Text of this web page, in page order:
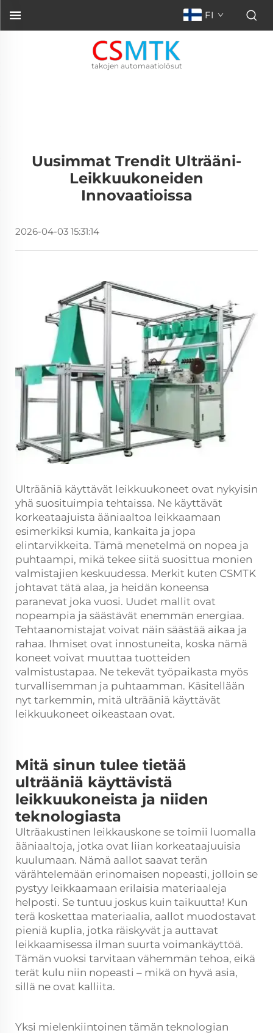
FI
takojen automaatiolösut
Uusimmat Trendit Ulträäni-
Leikkuukoneiden
Innovaatioissa
2026-04-03 15:31:14
Ulträäniä käyttävät leikkuukoneet ovat nykyisin
yhä suosituimpia tehtaissa. Ne käyttävät
korkeataajuista ääniaaltoa leikkaamaan
esimerkiksi kumia, kankaita ja jopa
elintarvikkeita. Tämä menetelmä on nopea ja
puhtaampi, mikä tekee siitä suosittua monien
valmistajien keskuudessa. Merkit kuten CSMTK
johtavat tätä alaa, ja heidän koneensa
paranevat joka vuosi. Uudet mallit ovat
nopeampia ja säästävät enemmän energiaa.
Tehtaanomistajat voivat näin säästää aikaa ja
rahaa. Ihmiset ovat innostuneita, koska nämä
koneet voivat muuttaa tuotteiden
valmistustapaa. Ne tekevät työpaikasta myös
turvallisemman ja puhtaamman. Käsitellään
nyt tarkemmin, mitä ulträäniä käyttävät
leikkuukoneet oikeastaan ovat.
Mitä sinun tulee tietää
ulträäniä käyttävistä
leikkuukoneista ja niiden
teknologiasta
Ulträakustinen leikkauskone se toimii luomalla
ääniaaltoja, jotka ovat liian korkeataajuuisia
kuulumaan. Nämä aallot saavat terän
värähtelemään erinomaisen nopeasti, jolloin se
pystyy leikkaamaan erilaisia materiaaleja
helposti. Se tuntuu joskus kuin taikuutta! Kun
terä koskettaa materiaalia, aallot muodostavat
pieniä kuplia, jotka räiskyvät ja auttavat
leikkaamisessa ilman suurta voimankäyttöä.
Tämän vuoksi tarvitaan vähemmän tehoa, eikä
terät kulu niin nopeasti – mikä on hyvä asia,
sillä ne ovat kalliita.
Yksi mielenkiintoinen tämän teknologian